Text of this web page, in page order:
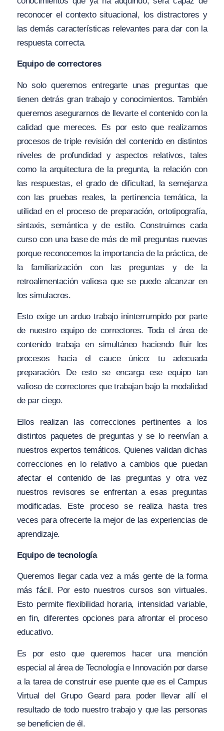
reconocer el contexto situacional, los distractores y
las demás características relevantes para dar con la
respuesta correcta.
Equipo de correctores
No solo queremos entregarte unas preguntas que
tienen detrás gran trabajo y conocimientos. También
queremos asegurarnos de llevarte el contenido con la
calidad que mereces. Es por esto que realizamos
procesos de triple revisión del contenido en distintos
niveles de profundidad y aspectos relativos, tales
como la arquitectura de la pregunta, la relación con
las respuestas, el grado de dificultad, la semejanza
con las pruebas reales, la pertinencia temática, la
utilidad en el proceso de preparación, ortotipografía,
sintaxis, semántica y de estilo. Construimos cada
curso con una base de más de mil preguntas nuevas
porque reconocemos la importancia de la práctica, de
la familiarización con las preguntas y de la
retroalimentación valiosa que se puede alcanzar en
los simulacros.
Esto exige un arduo trabajo ininterrumpido por parte
de nuestro equipo de correctores. Toda el área de
contenido trabaja en simultáneo haciendo fluir los
procesos hacia el cauce único: tu adecuada
preparación. De esto se encarga ese equipo tan
valioso de correctores que trabajan bajo la modalidad
de par ciego.
Ellos realizan las correcciones pertinentes a los
distintos paquetes de preguntas y se lo reenvían a
nuestros expertos temáticos. Quienes validan dichas
correcciones en lo relativo a cambios que puedan
afectar el contenido de las preguntas y otra vez
nuestros revisores se enfrentan a esas preguntas
modificadas. Este proceso se realiza hasta tres
veces para ofrecerte la mejor de las experiencias de
aprendizaje.
Equipo de tecnología
Queremos llegar cada vez a más gente de la forma
más fácil. Por esto nuestros cursos son virtuales.
Esto permite flexibilidad horaria, intensidad variable,
en fin, diferentes opciones para afrontar el proceso
educativo.
Es por esto que queremos hacer una mención
especial al área de Tecnología e Innovación por darse
a la tarea de construir ese puente que es el Campus
Virtual del Grupo Geard para poder llevar allí el
resultado de todo nuestro trabajo y que las personas
se beneficien de él.